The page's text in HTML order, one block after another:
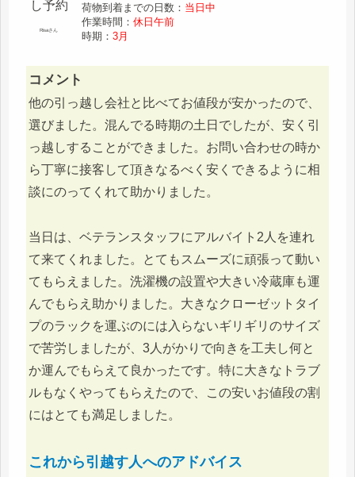
Risaさん
荷物到着までの日数： 当日中
作業時間：休日午前
時期：3月
コメント
他の引っ越し会社と比べてお値段が安かったので、
選びました。混んでる時期の土日でしたが、安く引
っ越しすることができました。お問い合わせの時か
ら丁寧に接客して頂きなるべく安くできるように相
談にのってくれて助かりました。
当日は、ベテランスタッフにアルバイト2人を連れ
て来てくれました。とてもスムーズに頑張って動い
てもらえました。洗濯機の設置や大きい冷蔵庫も運
んでもらえ助かりました。大きなクローゼットタイ
プのラックを運ぶのには入らないギリギリのサイズ
で苦労しましたが、3人がかりで向きを工夫し何と
か運んでもらえて良かったです。特に大きなトラブ
ルもなくやってもらえたので、この安いお値段の割
にはとても満足しました。
これから引越す人へのアドバイス